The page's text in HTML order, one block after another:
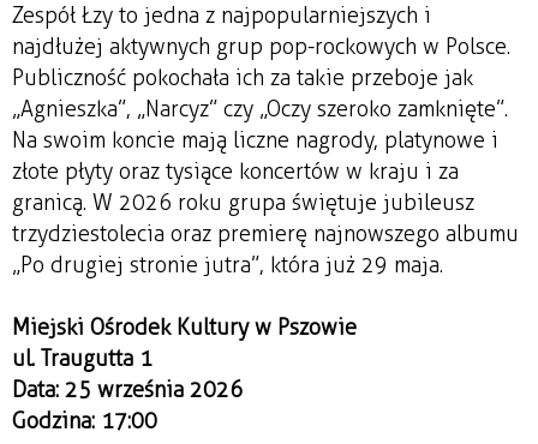
Zespół Łzy to jedna z najpopularniejszych i
najdłużej aktywnych grup pop-rockowych w Polsce.
Publiczność pokochała ich za takie przeboje jak
„Agnieszka”, „Narcyz” czy „Oczy szeroko zamknięte”.
Na swoim koncie mają liczne nagrody, platynowe i
złote płyty oraz tysiące koncertów w kraju i za
granicą. W 2026 roku grupa świętuje jubileusz
trzydziestolecia oraz premierę najnowszego albumu
„Po drugiej stronie jutra”, która już 29 maja.
Miejski Ośrodek Kultury w Pszowie
ul. Traugutta 1
Data: 25 września 2026
Godzina: 17:00